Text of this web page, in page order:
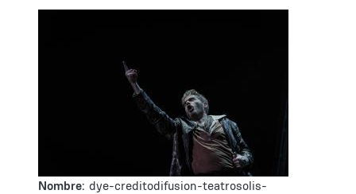
Nombre: dye-creditodifusion-teatrosolis-